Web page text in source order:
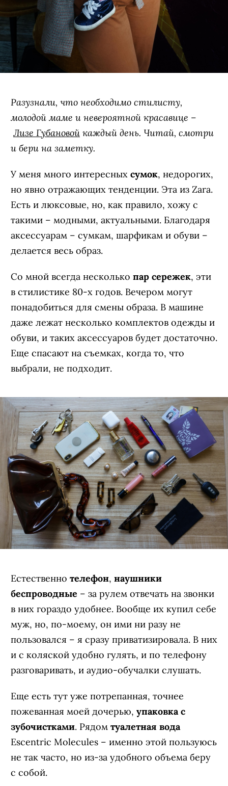
Разузнали, что необходимо стилисту,
молодой маме и невероятной красавице –
Лизе Губановой каждый день. Читай, смотри
и бери на заметку.
У меня много интересных сумок, недорогих,
но явно отражающих тенденции. Эта из Zara.
Есть и люксовые, но, как правило, хожу с
такими – модными, актуальными. Благодаря
аксессуарам – сумкам, шарфикам и обуви –
делается весь образ.
Со мной всегда несколько пар сережек, эти
в стилистике 80-х годов. Вечером могут
понадобиться для смены образа. В машине
даже лежат несколько комплектов одежды и
обуви, и таких аксессуаров будет достаточно.
Еще спасают на съемках, когда то, что
выбрали, не подходит.
Естественно телефон, наушники
беспроводные – за рулем отвечать на звонки
в них гораздо удобнее. Вообще их купил себе
муж, но, по-моему, он ими ни разу не
пользовался – я сразу приватизировала. В них
и с коляской удобно гулять, и по телефону
разговаривать, и аудио-обучалки слушать.
Еще есть тут уже потрепанная, точнее
пожеванная моей дочерью, упаковка с
зубочистками. Рядом туалетная вода
Escentric Molecules – именно этой пользуюсь
не так часто, но из-за удобного объема беру
с собой.